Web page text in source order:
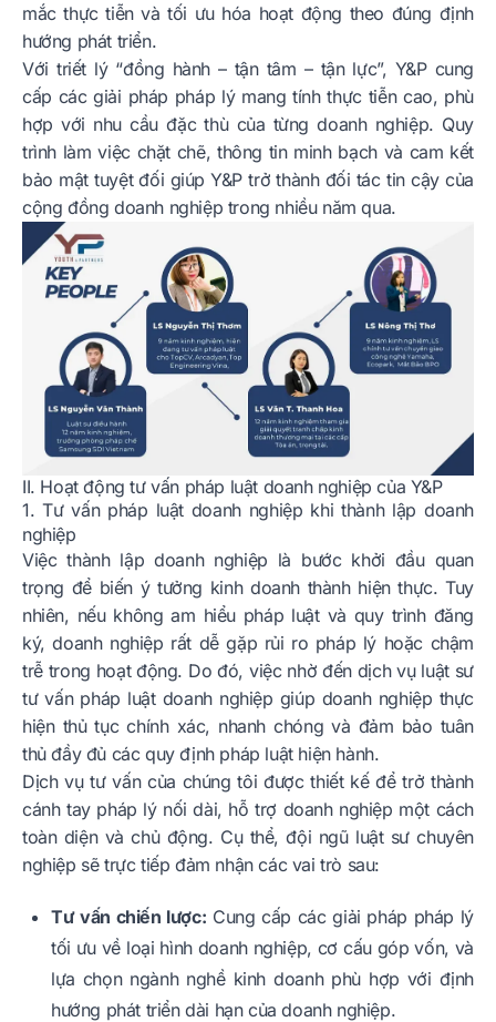
mắc thực tiễn và tối ưu hóa hoạt động theo đúng định
hướng phát triển.
Với triết lý “đồng hành – tận tâm – tận lực”, Y&P cung
cấp các giải pháp pháp lý mang tính thực tiễn cao, phù
hợp với nhu cầu đặc thù của từng doanh nghiệp. Quy
trình làm việc chặt chẽ, thông tin minh bạch và cam kết
bảo mật tuyệt đối giúp Y&P trở thành đối tác tin cậy của
cộng đồng doanh nghiệp trong nhiều năm qua.
II. Hoạt động tư vấn pháp luật doanh nghiệp của Y&P
1. Tư vấn pháp luật doanh nghiệp khi thành lập doanh
nghiệp
Việc thành lập doanh nghiệp là bước khởi đầu quan
trọng để biến ý tưởng kinh doanh thành hiện thực. Tuy
nhiên, nếu không am hiểu pháp luật và quy trình đăng
ký, doanh nghiệp rất dễ gặp rủi ro pháp lý hoặc chậm
trễ trong hoạt động. Do đó, việc nhờ đến dịch vụ luật sư
tư vấn pháp luật doanh nghiệp giúp doanh nghiệp thực
hiện thủ tục chính xác, nhanh chóng và đảm bảo tuân
thủ đầy đủ các quy định pháp luật hiện hành.
Dịch vụ tư vấn của chúng tôi được thiết kế để trở thành
cánh tay pháp lý nối dài, hỗ trợ doanh nghiệp một cách
toàn diện và chủ động. Cụ thể, đội ngũ luật sư chuyên
nghiệp sẽ trực tiếp đảm nhận các vai trò sau:
Tư vấn chiến lược: Cung cấp các giải pháp pháp lý
tối ưu về loại hình doanh nghiệp, cơ cấu góp vốn, và
lựa chọn ngành nghề kinh doanh phù hợp với định
hướng phát triển dài hạn của doanh nghiệp.